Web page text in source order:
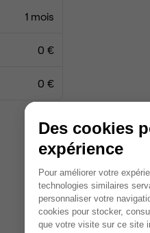
1 mois
0 €
0 €
Espace
Ménage
Tables /
Des cookies
expérience
Plateforme
Pour améliorer votre
technologies similaires
personnaliser votre
cookies pour stocker,
que votre visite sur ce site